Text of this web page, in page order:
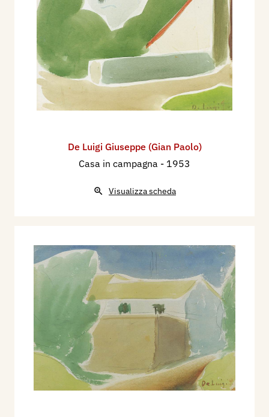
De Luigi Giuseppe (Gian Paolo)
Casa in campagna - 1953
Visualizza scheda